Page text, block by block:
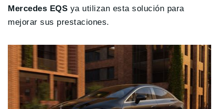
Mercedes EQS ya utilizan esta solución para
mejorar sus prestaciones.